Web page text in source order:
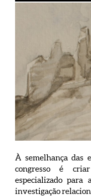
À semelhança das
congresso é
especializado para
investigação